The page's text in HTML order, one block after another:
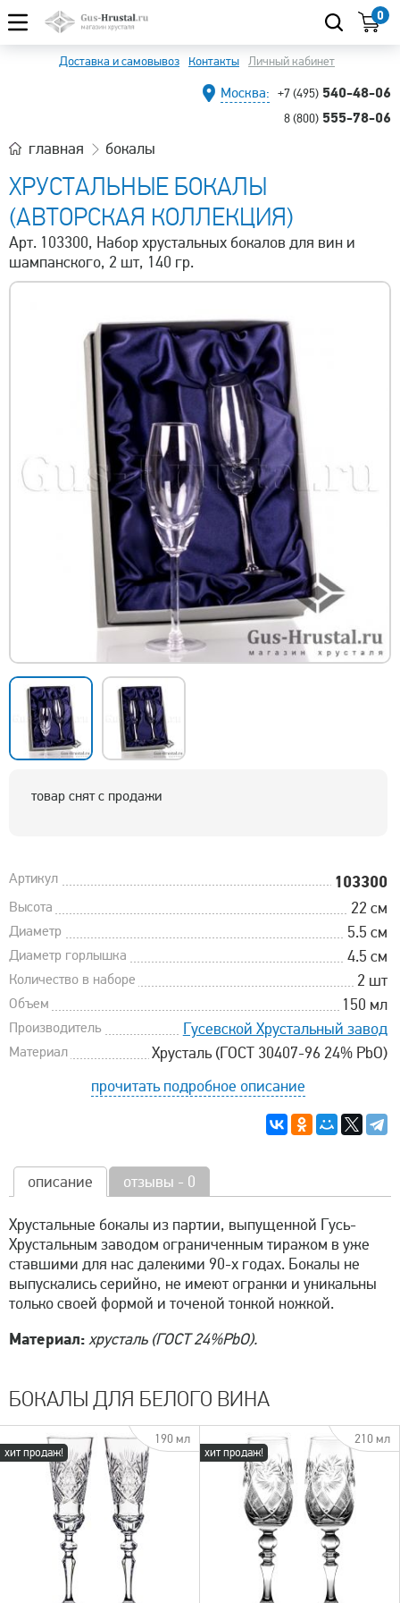
0
Доставка и самовывоз Контакты Личный кабинет
Москва: +7 (495) 540-48-06
8 (800) 555-78-06
главная бокалы
ХРУСТАЛЬНЫЕ БОКАЛЫ
(АВТОРСКАЯ КОЛЛЕКЦИЯ)
Арт. 103300, Набор хрустальных бокалов для вин и
шампанского, 2 шт, 140 гр.
товар снят с продажи
Артикул 103300
Высота 22 см
Диаметр 5.5 см
Диаметр горлышка 4.5 см
Количество в наборе 2 шт
Объем 150 мл
Производитель Гусевской Хрустальный завод
Материал
Хрусталь (ГОСТ 30407-96 24% PbO)
прочитать подробное описание
описание отзывы - 0
Хрустальные бокалы из партии, выпущенной Гусь-
Хрустальным заводом ограниченным тиражом в уже
ставшими для нас далекими 90-х годах. Бокалы не
выпускались серийно, не имеют огранки и уникальны
только своей формой и точеной тонкой ножкой.
Материал:хрусталь (ГОСТ 24%PbO).
БОКАЛЫ ДЛЯ БЕЛОГО ВИНА
хит продаж!
190 мл
хит продаж!
210 мл